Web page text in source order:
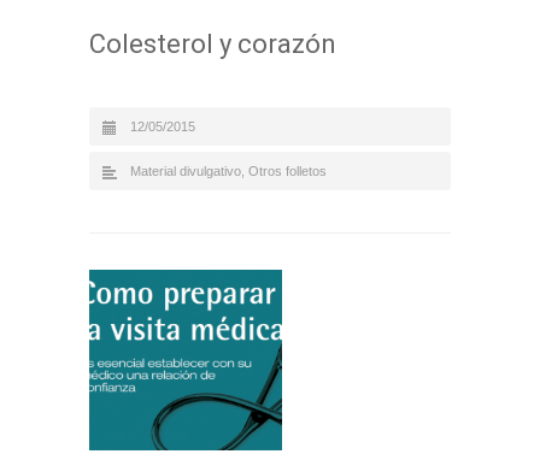
Colesterol y corazón
12/05/2015
Material divulgativo, Otros folletos